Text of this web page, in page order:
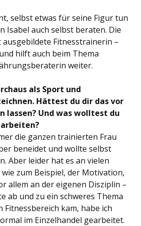
selbst etwas für seine Figur tun
Isabel auch selbst beraten. Die
Fitnesstrainerin –
hilft auch beim Thema
weiter.
als Sport und
Hättest du dir das vor
lassen? Und was wolltest du
die ganzen trainierten Frau
beneidet und wollte selbst
Aber leider hat es an vielen
zum Beispiel, der Motivation,
allem an der eigenen Disziplin –
ab und zu ein schweres Thema
Fitnessbereich kam, habe ich
im Einzelhandel gearbeitet.